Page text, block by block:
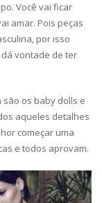
Você vai ficar
amar. Pois peças
por isso
vontade de ter
os baby dolls e
aqueles detalhes
começar uma
e todos aprovam.